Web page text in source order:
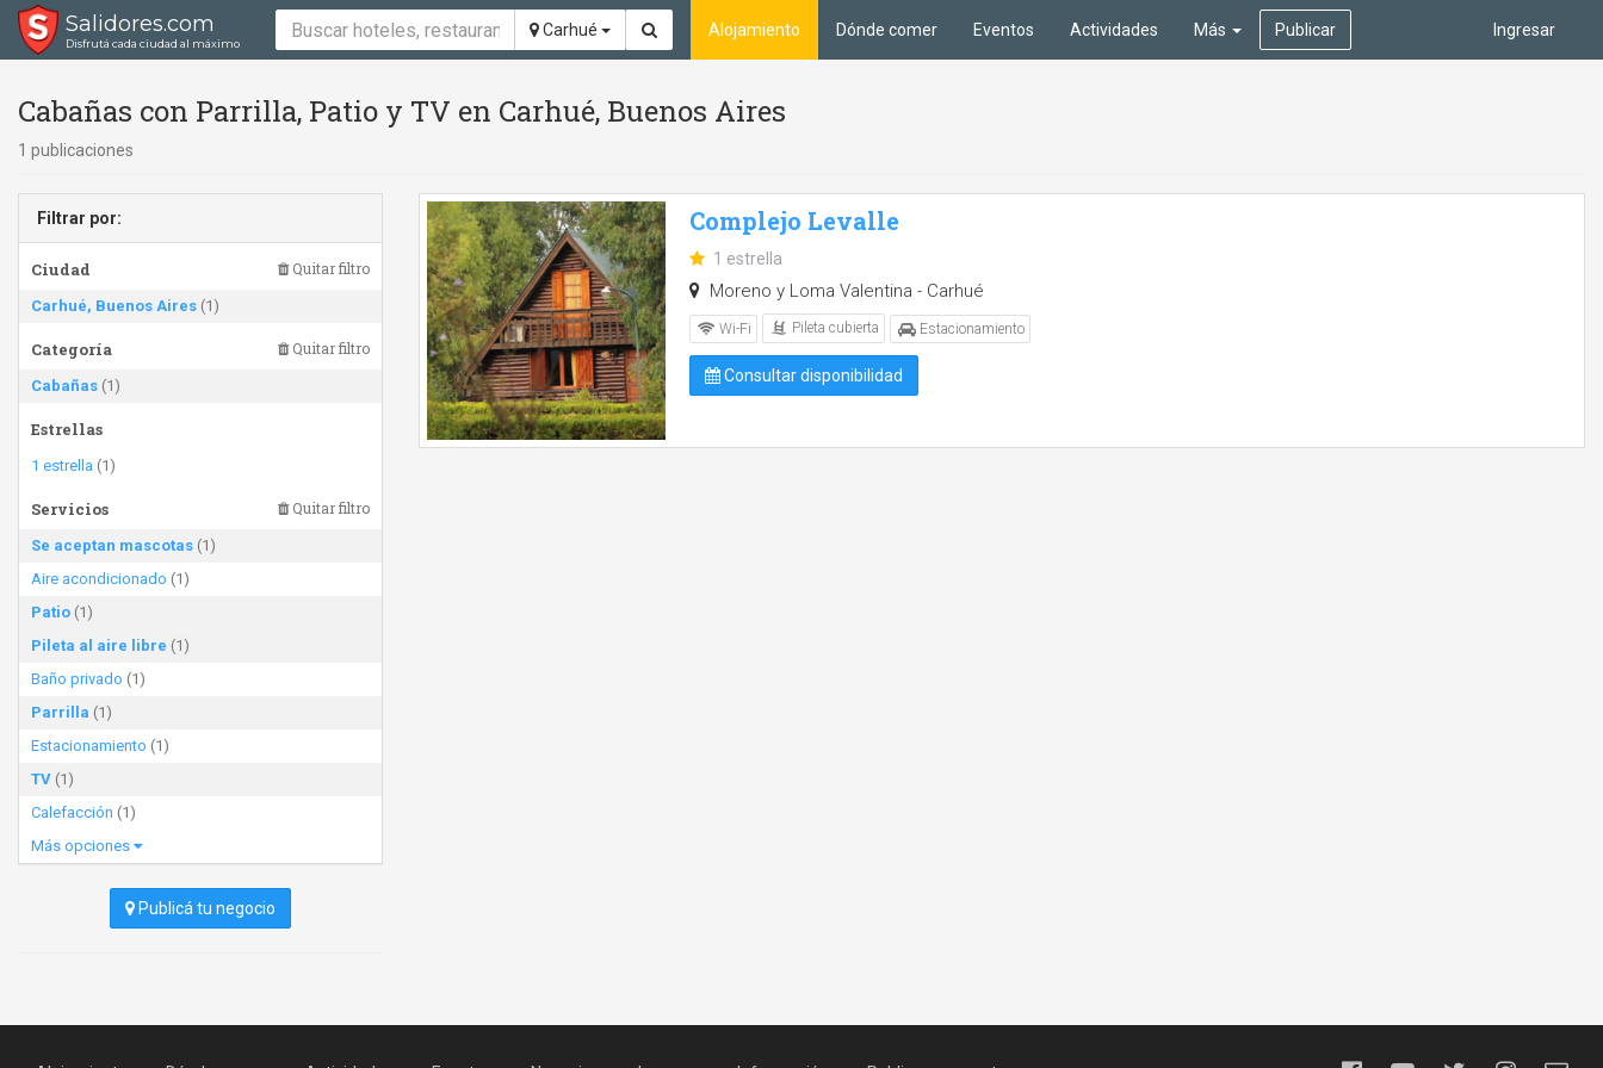
Salidores.com
Disfrutá cada ciudad al máximo
Carhué Ingresar
Alojamiento Dónde comer Eventos Actividades Más Publicar
Cabañas con Parrilla, Patio y TV en Carhué, Buenos Aires
1 publicaciones
Filtrar por:
Ciudad Quitar filtro
Carhué, Buenos Aires (1)
Categoría Quitar filtro
Cabañas (1)
Estrellas
1 estrella (1)
Servicios Quitar filtro
Se aceptan mascotas (1)
Aire acondicionado (1)
Patio (1)
Pileta al aire libre (1)
Baño privado (1)
Parrilla (1)
Estacionamiento (1)
TV (1)
Calefacción (1)
Más opciones
Publicá tu negocio
Complejo Levalle
1 estrella
Moreno y Loma Valentina - Carhué
Wi-Fi Pileta cubierta Estacionamiento
Consultar disponibilidad